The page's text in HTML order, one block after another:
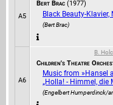
A5
Bert Brac (1977)
Black Beauty-Klavier,
(Bert Brac)
A6
B.
Children's Theatre
Music from »Hansel
„Holla! - Himmel, die
(Engelbert Humperdinck/